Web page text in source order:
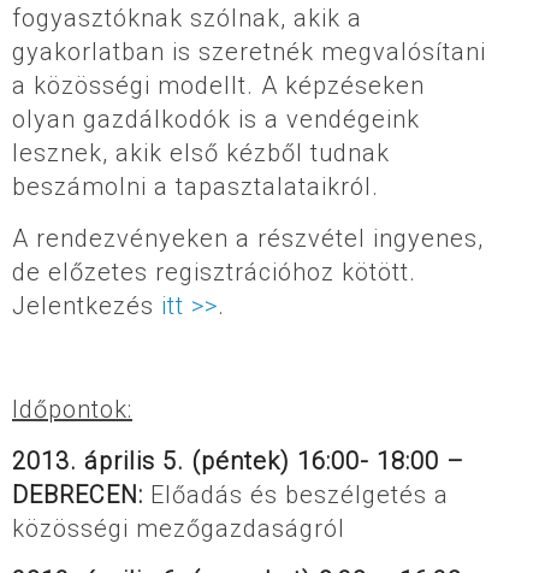
fogyasztóknak szólnak, akik a
gyakorlatban is szeretnék megvalósítani
a közösségi modellt. A képzéseken
olyan gazdálkodók is a vendégeink
lesznek, akik első kézből tudnak
beszámolni a tapasztalataikról.
A rendezvényeken a részvétel ingyenes,
de előzetes regisztrációhoz kötött.
Jelentkezés itt >>.
Időpontok:
2013. április 5. (péntek) 16:00- 18:00 –
DEBRECEN: Előadás és beszélgetés a
közösségi mezőgazdaságról